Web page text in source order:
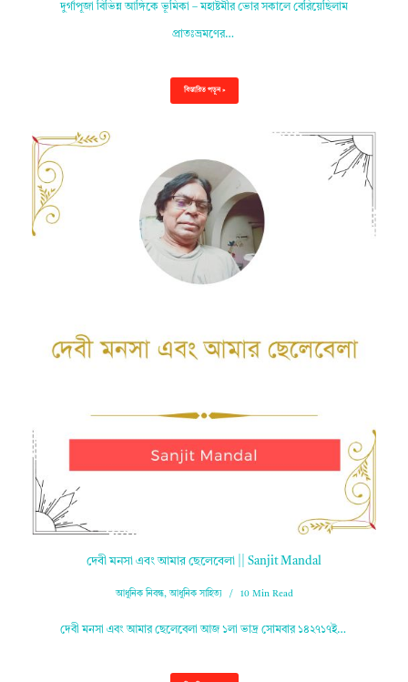
দুর্গাপূজা বিভিন্ন আঙ্গিকে ভূমিকা – মহাষ্টমীর ভোর সকালে বেরিয়েছিলাম
প্রাতঃভ্রমণের…
বিস্তারিত পড়ুন »
দেবী মনসা এবং আমার ছেলেবেলা || Sanjit Mandal
আধুনিক নিবন্ধ,আধুনিক সাহিত্য 10 Min Read
দেবী মনসা এবং আমার ছেলেবেলা আজ ১লা ভাদ্র সোমবার ১৪২৭১৭ই…